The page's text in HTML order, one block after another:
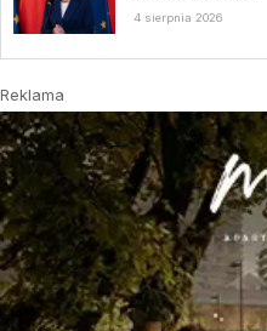
4 sierpnia 2026
Reklama